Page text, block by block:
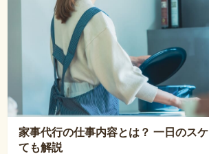
家事代行の仕事内容とは？ 一日のス
ても解説